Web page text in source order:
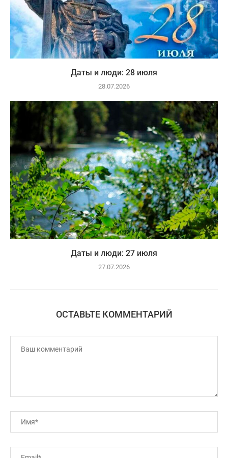
Даты и люди: 28 июля
28.07.2026
Даты и люди: 27 июля
27.07.2026
ОСТАВЬТЕ КОММЕНТАРИЙ